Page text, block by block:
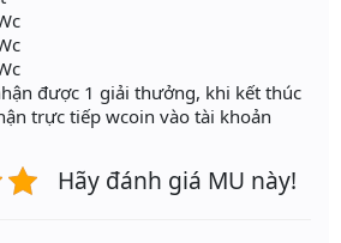
được 1 giải thưởng, khi kết thúc
trực tiếp wcoin vào tài khoản
Hãy đánh giá MU này!